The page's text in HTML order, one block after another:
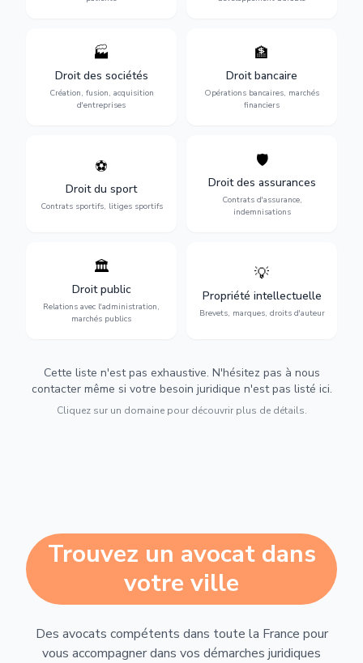
🏭
Droit des sociétés
Création, fusion, acquisition
d'entreprises
Structuration de votre
société : création, fusion-
acquisition, gouvernance et
restructuration.
🏦
Droit bancaire
Opérations bancaires, marchés
financiers
Gestion de vos opérations
financières : contentieux
bancaire, investissements et
régulation.
⚽
Droit du sport
Contrats sportifs, litiges sportifs
Expertise en droit sportif :
transferts, sponsoring et
contentieux.
🛡️
Droit des assurances
Contrats d'assurance,
indemnisations
Défense de vos intérêts :
contrats d'assurance,
sinistres et indemnisations
optimales.
🏛️
Droit public
Relations avec l'administration,
marchés publics
Gestion de vos relations
avec l'administration :
marchés publics,
urbanisme et contentieux.
💡
Propriété intellectuelle
Brevets, marques, droits d'auteur
Protection de vos créations
d'auteur et lutte contre la
contrefaçon.
Cette liste n'est pas exhaustive. N'hésitez pas à nous
contacter même si votre besoin juridique n'est pas listé ici.
Cliquez sur un domaine pour découvrir plus de détails.
Trouvez un avocat dans
votre ville
Des avocats compétents dans toute la France pour
vous accompagner dans vos démarches juridiques